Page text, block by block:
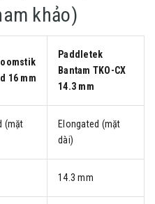
khảo)
16 mm
Paddletek
Bantam TKO-CX
14.3 mm
(mặt
Elongated (mặt
dài)
14.3 mm